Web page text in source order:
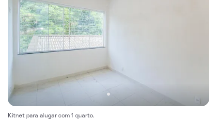
Kitnet para alugar com 1 quarto.